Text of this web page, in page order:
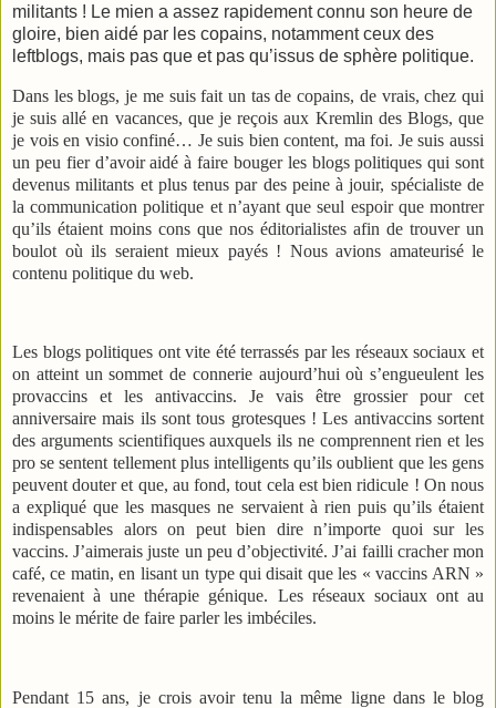
militants ! Le mien a assez rapidement connu son heure de
gloire, bien aidé par les copains, notamment ceux des
leftblogs, mais pas que et pas qu’issus de sphère politique.
Dans les blogs, je me suis fait un tas de copains, de vrais, chez qui
je suis allé en vacances, que je reçois aux Kremlin des Blogs, que
je vois en visio confiné… Je suis bien content, ma foi. Je suis aussi
un peu fier d’avoir aidé à faire bouger les blogs politiques qui sont
devenus militants et plus tenus par des peine à jouir, spécialiste de
la communication politique et n’ayant que seul espoir que montrer
qu’ils étaient moins cons que nos éditorialistes afin de trouver un
boulot où ils seraient mieux payés ! Nous avions amateurisé le
contenu politique du web.
Les blogs politiques ont vite été terrassés par les réseaux sociaux et
on atteint un sommet de connerie aujourd’hui où s’engueulent les
provaccins et les antivaccins. Je vais être grossier pour cet
anniversaire mais ils sont tous grotesques ! Les antivaccins sortent
des arguments scientifiques auxquels ils ne comprennent rien et les
pro se sentent tellement plus intelligents qu’ils oublient que les gens
peuvent douter et que, au fond, tout cela est bien ridicule ! On nous
a expliqué que les masques ne servaient à rien puis qu’ils étaient
indispensables alors on peut bien dire n’importe quoi sur les
vaccins. J’aimerais juste un peu d’objectivité. J’ai failli cracher mon
café, ce matin, en lisant un type qui disait que les « vaccins ARN »
revenaient à une thérapie génique. Les réseaux sociaux ont au
moins le mérite de faire parler les imbéciles.
Pendant 15 ans, je crois avoir tenu la même ligne dans le blog